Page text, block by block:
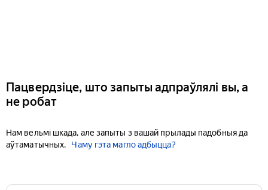
Пацвердзіце, што запыты адпраўлялі вы, а
не робат
Нам вельмі шкада, але запыты з вашай прылады падобныя да
аўтаматычных.
Чаму гэта магло адбыцца?